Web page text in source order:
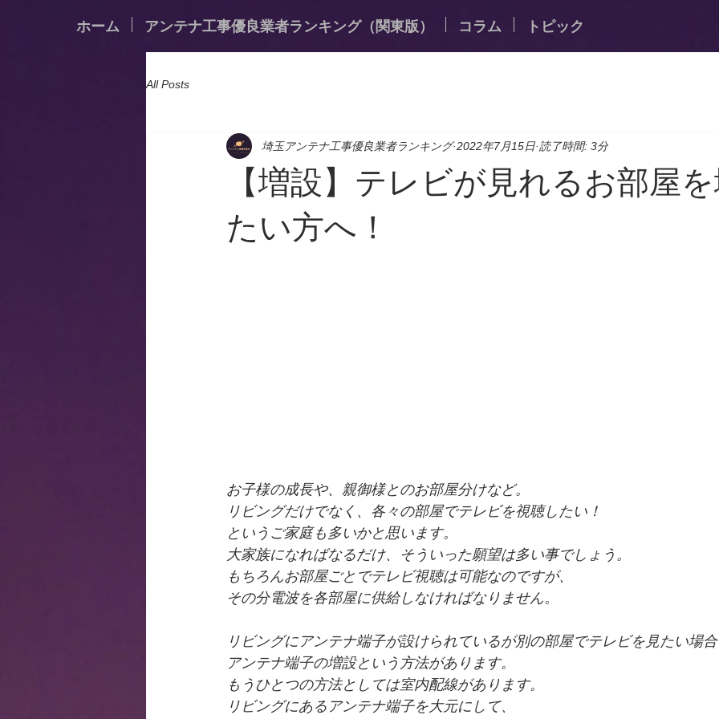
All Posts
【増設】テレビが見れるお部屋
たい方へ！
埼玉アンテナ工事優良業者ランキング 2022年7月15日 読了時間: 3分
お子様の成長や、親御様とのお部屋分けなど。
リビングだけでなく、各々の部屋でテレビを視聴したい！
というご家庭も多いかと思います。
大家族になればなるだけ、そういった願望は多い事でしょう。
もちろんお部屋ごとでテレビ視聴は可能なのですが、
その分電波を各部屋に供給しなければなりません。
リビングにアンテナ端子が設けられているが別の部屋でテレビを見たい場
アンテナ端子の増設という方法があります。
もうひとつの方法としては室内配線があります。
リビングにあるアンテナ端子を大元にして、
ホーム アンテナ工事優良業者ランキング（関東版） コラム トピック